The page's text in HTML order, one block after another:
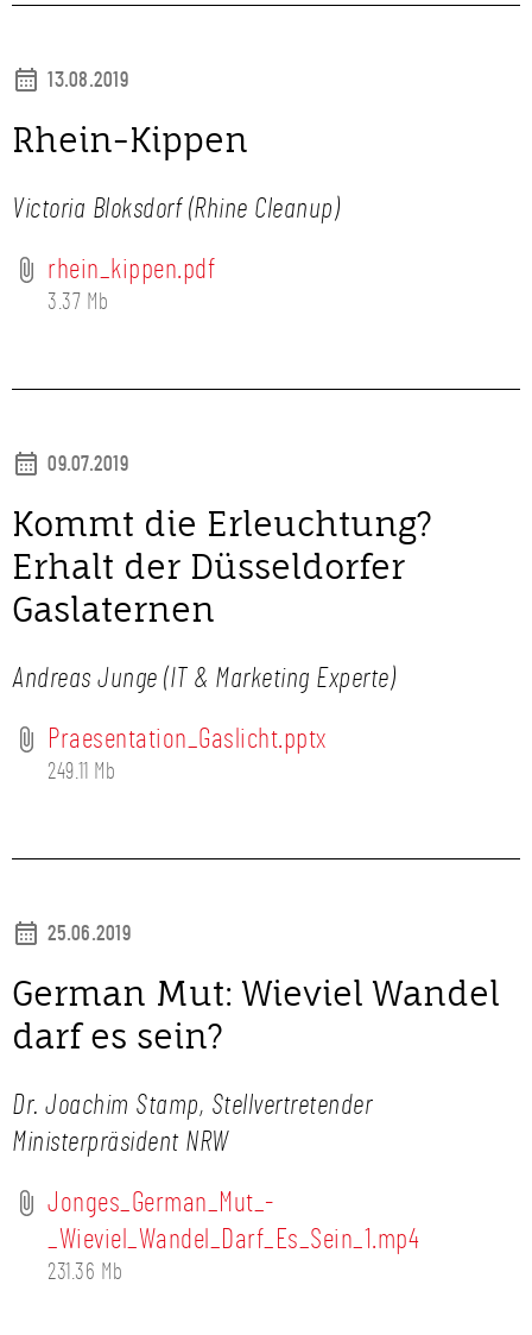
13.08.2019
Rhein-Kippen
Victoria Bloksdorf (Rhine Cleanup)
rhein_kippen.pdf
3.37 Mb
09.07.2019
Kommt die Erleuchtung?
Erhalt der Düsseldorfer
Gaslaternen
Andreas Junge (IT & Marketing Experte)
Praesentation_Gaslicht.pptx
249.11 Mb
25.06.2019
German Mut: Wieviel Wandel
darf es sein?
Dr. Joachim Stamp, Stellvertretender
Ministerpräsident NRW
Jonges_German_Mut_-
_Wieviel_Wandel_Darf_Es_Sein_1.mp4
231.36 Mb